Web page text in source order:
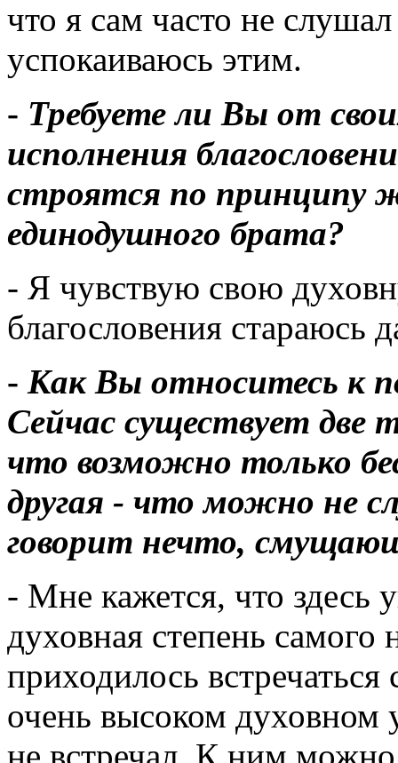
что я сам часто не
успокаиваюсь этим.
- Требуете ли Вы от
исполнения
строятся по принципу
единодушного брата?
- Я чувствую свою
благословения стараюсь
- Как Вы относитесь к
Сейчас существует две
что возможно только
другая - что можно не
говорит нечто,
- Мне кажется, что здесь
духовная степень
приходилось
очень высоком духов­ном